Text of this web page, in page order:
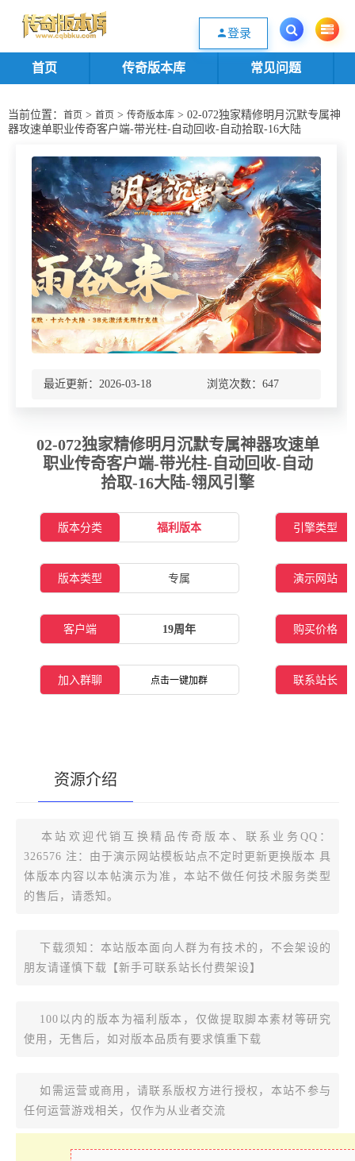
欢迎您光临传奇版本库资源下载站，一个优质的传奇版本源码基地。欢迎选购
登录
首页 传奇版本库 常见问题
当前位置： 首页 > 首页 > 传奇版本库 > 02-072独家精修明月沉默专属神
器攻速单职业传奇客户端-带光柱-自动回收-自动拾取-16大陆
最近更新：2026-03-18 浏览次数： 647
02-072独家精修明月沉默专属神器攻速单
职业传奇客户端-带光柱-自动回收-自动
拾取-16大陆-翎风引擎
版本分类 福利版本 引擎类型
版本类型 专属 演示网站
客户端 19周年 购买价格
加入群聊 点击一键加群 联系站长
资源介绍
[复制版本链接]
本站欢迎代销互换精品传奇版本、联系业务QQ：
326576 注：由于演示网站模板站点不定时更新更换版本 具
体版本内容以本帖演示为准，本站不做任何技术服务类型
的售后，请悉知。
下载须知：本站版本面向人群为有技术的，不会架设的
朋友请谨慎下载【新手可联系站长付费架设】
100以内的版本为福利版本，仅做提取脚本素材等研究
使用，无售后，如对版本品质有要求慎重下载
如需运营或商用，请联系版权方进行授权，本站不参与
任何运营游戏相关，仅作为从业者交流